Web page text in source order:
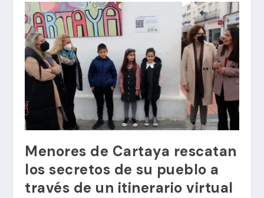
Menores de Cartaya rescatan
los secretos de su pueblo a
través de un itinerario virtual